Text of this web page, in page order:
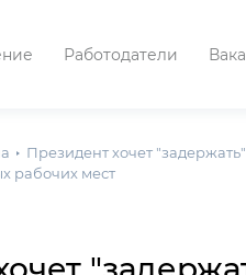
Работодатели
Президент хочет
рабочих мест